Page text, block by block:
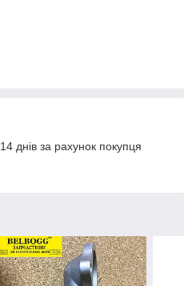
днів за рахунок покупця